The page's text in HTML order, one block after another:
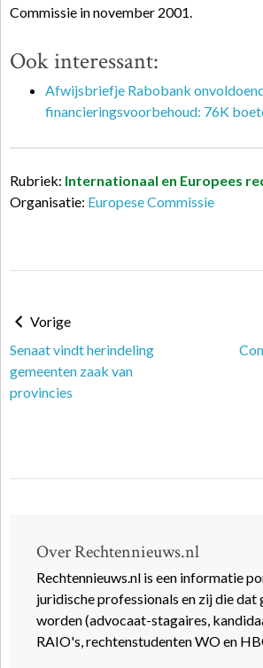
Commissie in november 2001.
Ook interessant:
Afwijsbriefje Rabobank
financieringsvoorbehoud: 76K
Rubriek: Internationaal en Europees
Organisatie: Europese Commissie
Vorige
Senaat vindt herindeling
gemeenten zaak van
provincies
Over Rechtennieuws.nl
Rechtennieuws.nl is een informatie
juridische professionals en zij die dat
worden (advocaat-stagaires,
RAIO's, rechtenstudenten WO en